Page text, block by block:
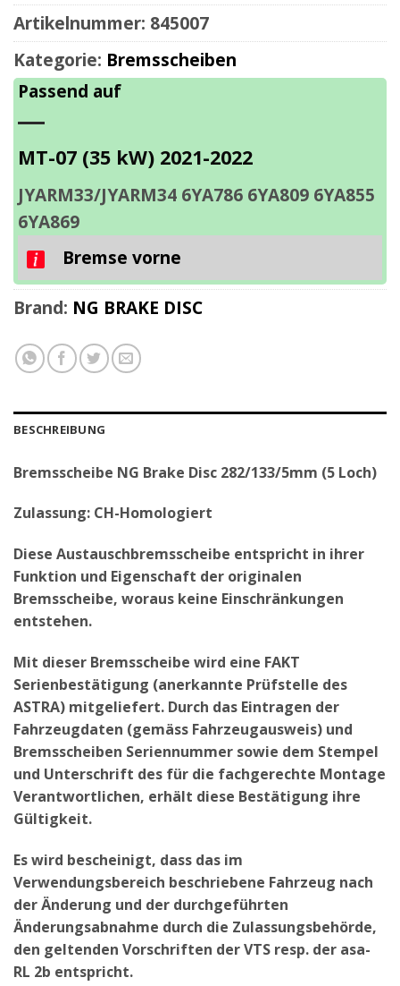
Artikelnummer: 845007
Kategorie: Bremsscheiben
Passend auf
MT-07 (35 kW) 2021-2022
JYARM33/JYARM34 6YA786 6YA809 6YA855
6YA869
Bremse vorne
Brand: NG BRAKE DISC
BESCHREIBUNG
Bremsscheibe NG Brake Disc 282/133/5mm (5 Loch)
Zulassung: CH-Homologiert
Diese Austauschbremsscheibe entspricht in ihrer
Funktion und Eigenschaft der originalen
Bremsscheibe, woraus keine Einschränkungen
entstehen.
Mit dieser Bremsscheibe wird eine FAKT
Serienbestätigung (anerkannte Prüfstelle des
ASTRA) mitgeliefert. Durch das Eintragen der
Fahrzeugdaten (gemäss Fahrzeugausweis) und
Bremsscheiben Seriennummer sowie dem Stempel
und Unterschrift des für die fachgerechte Montage
Verantwortlichen, erhält diese Bestätigung ihre
Gültigkeit.
Es wird bescheinigt, dass das im
Verwendungsbereich beschriebene Fahrzeug nach
der Änderung und der durchgeführten
Änderungsabnahme durch die Zulassungsbehörde,
den geltenden Vorschriften der VTS resp. der asa-
RL 2b entspricht.